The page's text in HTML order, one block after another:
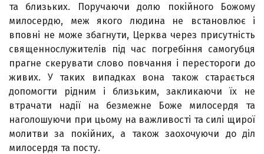
та близьких. Поручаючи долю покійного Божому
милосердю, меж якого людина не встановлює і
вповні не може збагнути, Церква через присутність
священнослужителів під час погребіння само­губця
прагне скерувати слово повчання і перестороги до
живих. У таких випадках вона також старається
допомогти рідним і близьким, закликаючи їх не
втрачати надії на безмежне Боже милосердя та
наголошуючи при цьому на важливості та силі щирої
молитви за покійних, а також заохочуючи до діл
милосердя та посту.